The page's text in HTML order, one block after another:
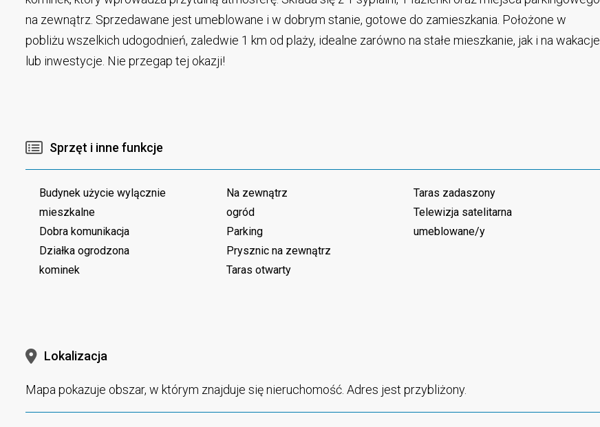
na zewnątrz. Sprzedawane jest umeblowane i w dobrym stanie, gotowe do zamieszkania. Położone w
pobliżu wszelkich udogodnień, zaledwie 1 km od plaży, idealne zarówno na stałe mieszkanie, jak i na wakacje
lub inwestycje. Nie przegap tej okazji!
Sprzęt i inne funkcje
Budynek użycie wylącznie
mieszkalne
Dobra komunikacja
Działka ogrodzona
kominek
Na zewnątrz
ogród
Parking
Prysznic na zewnątrz
Taras otwarty
Taras zadaszony
Telewizja satelitarna
umeblowane/y
Lokalizacja
Mapa pokazuje obszar, w którym znajduje się nieruchomość. Adres jest przybliżony.